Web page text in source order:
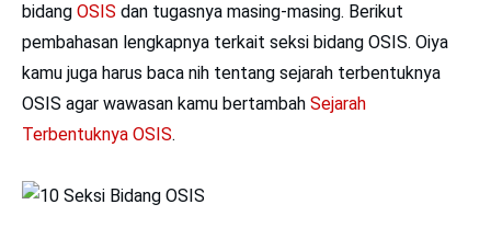
bidang OSIS dan tugasnya masing-masing. Berikut
pembahasan lengkapnya terkait seksi bidang OSIS. Oiya
kamu juga harus baca nih tentang sejarah terbentuknya
OSIS agar wawasan kamu bertambah Sejarah
Terbentuknya OSIS.